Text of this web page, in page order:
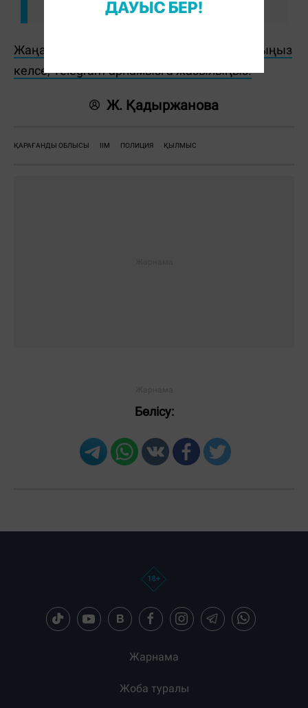
Жаңалықтарды бәрінен бұрын біліп отырғыңыз
келсе, Telegram-арнамызға жазылыңыз!
Ж. Қадыржанова
ҚАРАҒАНДЫ ОБЛЫСЫ ІІМ ПОЛИЦИЯ ҚЫЛМЫС
Бөлісу:
Жарнама
Жоба туралы